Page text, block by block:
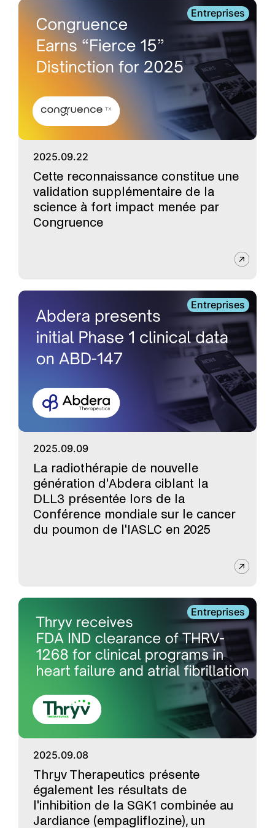
Entreprises
2025.09.22
Cette reconnaissance constitue une
validation supplémentaire de la
science à fort impact menée par
Congruence
Entreprises
2025.09.09
La radiothérapie de nouvelle
génération d'Abdera ciblant la
DLL3 présentée lors de la
Conférence mondiale sur le cancer
du poumon de l'IASLC en 2025
Entreprises
2025.09.08
Thryv Therapeutics présente
également les résultats de
l'inhibition de la SGK1 combinée au
Jardiance (empagliflozine), un